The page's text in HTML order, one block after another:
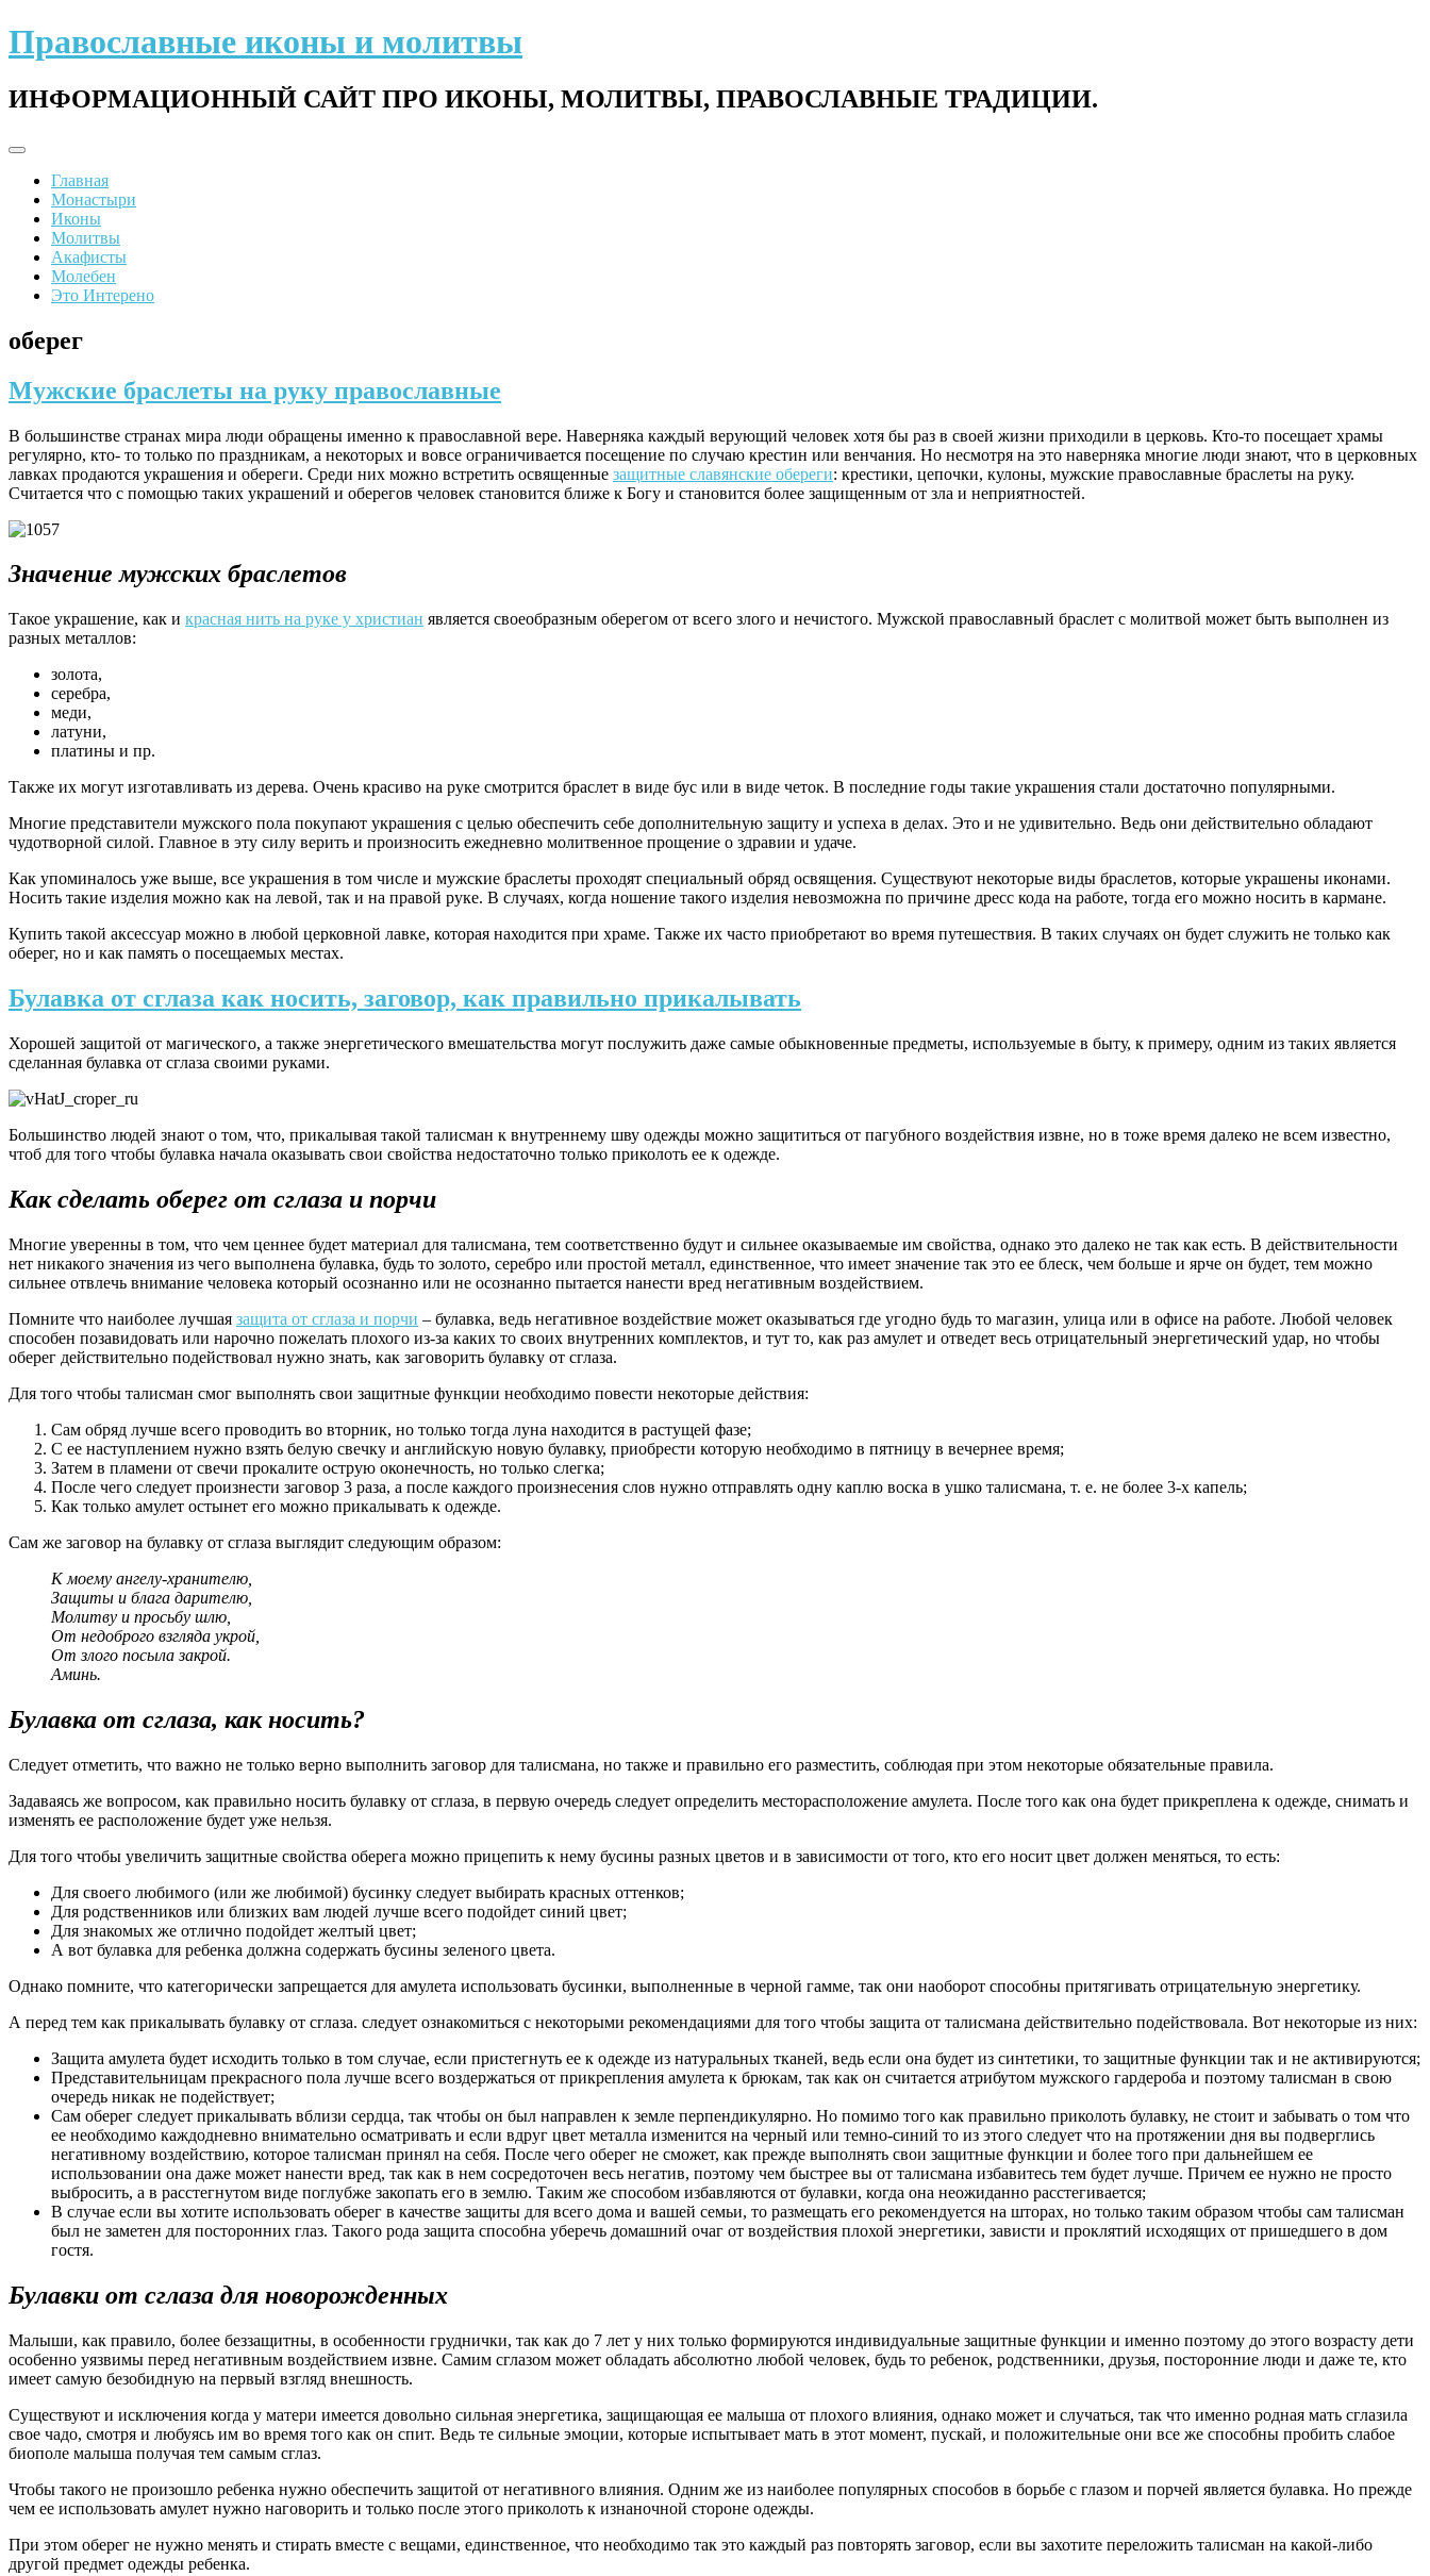
Перейти
к
Православные иконы и молитвы
ИНФОРМАЦИОННЫЙ САЙТ ПРО ИКОНЫ, МОЛИТВЫ, ПРАВОСЛАВНЫЕ ТРАДИЦИИ.
Главная
Монастыри
Иконы
Молитвы
Акафисты
Молебен
Это Интерено
оберег
Мужские браслеты на руку православные
В большинстве странах мира люди обращены именно к православной вере. Наверняка каждый верующий человек хотя бы раз в своей жизни приходили в церковь. Кто-то посещает храмы
регулярно, кто- то только по праздникам, а некоторых и вовсе ограничивается посещение по случаю крестин или венчания. Но несмотря на это наверняка многие люди знают, что в церковных
лавках продаются украшения и обереги. Среди них можно встретить освященные защитные славянские обереги: крестики, цепочки, кулоны, мужские православные браслеты на руку.
Считается что с помощью таких украшений и оберегов человек становится ближе к Богу и становится более защищенным от зла и неприятностей.
Значение мужских браслетов
Такое украшение, как и красная нить на руке у христиан является своеобразным оберегом от всего злого и нечистого. Мужской православный браслет с молитвой может быть выполнен из
разных металлов:
золота,
серебра,
меди,
латуни,
платины и пр.
Также их могут изготавливать из дерева. Очень красиво на руке смотрится браслет в виде бус или в виде четок. В последние годы такие украшения стали достаточно популярными.
Многие представители мужского пола покупают украшения с целью обеспечить себе дополнительную защиту и успеха в делах. Это и не удивительно. Ведь они действительно обладают
чудотворной силой. Главное в эту силу верить и произносить ежедневно молитвенное прощение о здравии и удаче.
Как упоминалось уже выше, все украшения в том числе и мужские браслеты проходят специальный обряд освящения. Существуют некоторые виды браслетов, которые украшены иконами.
Носить такие изделия можно как на левой, так и на правой руке. В случаях, когда ношение такого изделия невозможна по причине дресс кода на работе, тогда его можно носить в кармане.
Купить такой аксессуар можно в любой церковной лавке, которая находится при храме. Также их часто приобретают во время путешествия. В таких случаях он будет служить не только как
оберег, но и как память о посещаемых местах.
Булавка от сглаза как носить, заговор, как правильно прикалывать
Хорошей защитой от магического, а также энергетического вмешательства могут послужить даже самые обыкновенные предметы, используемые в быту, к примеру, одним из таких является
сделанная булавка от сглаза своими руками.
Большинство людей знают о том, что, прикалывая такой талисман к внутреннему шву одежды можно защититься от пагубного воздействия извне, но в тоже время далеко не всем известно,
чтоб для того чтобы булавка начала оказывать свои свойства недостаточно только приколоть ее к одежде.
Как сделать оберег от сглаза и порчи
Многие уверенны в том, что чем ценнее будет материал для талисмана, тем соответственно будут и сильнее оказываемые им свойства, однако это далеко не так как есть. В действительности
нет никакого значения из чего выполнена булавка, будь то золото, серебро или простой металл, единственное, что имеет значение так это ее блеск, чем больше и ярче он будет, тем можно
сильнее отвлечь внимание человека который осознанно или не осознанно пытается нанести вред негативным воздействием.
Помните что наиболее лучшая защита от сглаза и порчи – булавка, ведь негативное воздействие может оказываться где угодно будь то магазин, улица или в офисе на работе. Любой человек
способен позавидовать или нарочно пожелать плохого из-за каких то своих внутренних комплектов, и тут то, как раз амулет и отведет весь отрицательный энергетический удар, но чтобы
оберег действительно подействовал нужно знать, как заговорить булавку от сглаза.
Для того чтобы талисман смог выполнять свои защитные функции необходимо повести некоторые действия:
Сам обряд лучше всего проводить во вторник, но только тогда луна находится в растущей фазе;
С ее наступлением нужно взять белую свечку и английскую новую булавку, приобрести которую необходимо в пятницу в вечернее время;
Затем в пламени от свечи прокалите острую оконечность, но только слегка;
После чего следует произнести заговор 3 раза, а после каждого произнесения слов нужно отправлять одну каплю воска в ушко талисмана, т. е. не более 3-х капель;
Как только амулет остынет его можно прикалывать к одежде.
Сам же заговор на булавку от сглаза выглядит следующим образом:
К моему ангелу-хранителю,
Защиты и блага дарителю,
Молитву и просьбу шлю,
От недоброго взгляда укрой,
От злого посыла закрой.
Аминь.
Булавка от сглаза, как носить?
Следует отметить, что важно не только верно выполнить заговор для талисмана, но также и правильно его разместить, соблюдая при этом некоторые обязательные правила.
Задаваясь же вопросом, как правильно носить булавку от сглаза, в первую очередь следует определить месторасположение амулета. После того как она будет прикреплена к одежде, снимать и
изменять ее расположение будет уже нельзя.
Для того чтобы увеличить защитные свойства оберега можно прицепить к нему бусины разных цветов и в зависимости от того, кто его носит цвет должен меняться, то есть:
Для своего любимого (или же любимой) бусинку следует выбирать красных оттенков;
Для родственников или близких вам людей лучше всего подойдет синий цвет;
Для знакомых же отлично подойдет желтый цвет;
А вот булавка для ребенка должна содержать бусины зеленого цвета.
Однако помните, что категорически запрещается для амулета использовать бусинки, выполненные в черной гамме, так они наоборот способны притягивать отрицательную энергетику.
А перед тем как прикалывать булавку от сглаза. следует ознакомиться с некоторыми рекомендациями для того чтобы защита от талисмана действительно подействовала. Вот некоторые из них:
Защита амулета будет исходить только в том случае, если пристегнуть ее к одежде из натуральных тканей, ведь если она будет из синтетики, то защитные функции так и не активируются;
Представительницам прекрасного пола лучше всего воздержаться от прикрепления амулета к брюкам, так как он считается атрибутом мужского гардероба и поэтому талисман в свою
очередь никак не подействует;
Сам оберег следует прикалывать вблизи сердца, так чтобы он был направлен к земле перпендикулярно. Но помимо того как правильно приколоть булавку, не стоит и забывать о том что
ее необходимо каждодневно внимательно осматривать и если вдруг цвет металла изменится на черный или темно-синий то из этого следует что на протяжении дня вы подверглись
негативному воздействию, которое талисман принял на себя. После чего оберег не сможет, как прежде выполнять свои защитные функции и более того при дальнейшем ее
использовании она даже может нанести вред, так как в нем сосредоточен весь негатив, поэтому чем быстрее вы от талисмана избавитесь тем будет лучше. Причем ее нужно не просто
выбросить, а в расстегнутом виде поглубже закопать его в землю. Таким же способом избавляются от булавки, когда она неожиданно расстегивается;
В случае если вы хотите использовать оберег в качестве защиты для всего дома и вашей семьи, то размещать его рекомендуется на шторах, но только таким образом чтобы сам талисман
был не заметен для посторонних глаз. Такого рода защита способна уберечь домашний очаг от воздействия плохой энергетики, зависти и проклятий исходящих от пришедшего в дом
гостя.
Булавки от сглаза для новорожденных
Малыши, как правило, более беззащитны, в особенности груднички, так как до 7 лет у них только формируются индивидуальные защитные функции и именно поэтому до этого возрасту дети
особенно уязвимы перед негативным воздействием извне. Самим сглазом может обладать абсолютно любой человек, будь то ребенок, родственники, друзья, посторонние люди и даже те, кто
имеет самую безобидную на первый взгляд внешность.
Существуют и исключения когда у матери имеется довольно сильная энергетика, защищающая ее малыша от плохого влияния, однако может и случаться, так что именно родная мать сглазила
свое чадо, смотря и любуясь им во время того как он спит. Ведь те сильные эмоции, которые испытывает мать в этот момент, пускай, и положительные они все же способны пробить слабое
биополе малыша получая тем самым сглаз.
Чтобы такого не произошло ребенка нужно обеспечить защитой от негативного влияния. Одним же из наиболее популярных способов в борьбе с глазом и порчей является булавка. Но прежде
чем ее использовать амулет нужно наговорить и только после этого приколоть к изнаночной стороне одежды.
При этом оберег не нужно менять и стирать вместе с вещами, единственное, что необходимо так это каждый раз повторять заговор, если вы захотите переложить талисман на какой-либо
другой предмет одежды ребенка.